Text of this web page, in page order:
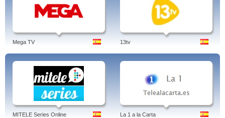
Mega TV 13tv
MITELE Series Online La 1 a la Carta